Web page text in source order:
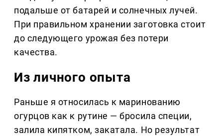
подальше от батарей и солнечных лучей.
При правильном хранении заготовка стоит
до следующего урожая без потери
качества.
Из личного опыта
Раньше я относилась к маринованию
огурцов как к рутине — бросила специи,
залила кипятком, закатала. Но результат